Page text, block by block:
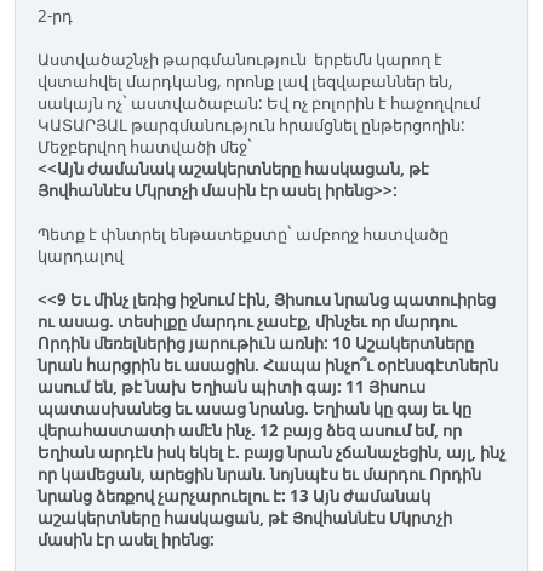
2-րդ
Աստվածաշնչի թարգմանություն երբեմն կարող է
վստահվել մարդկանց, որոնք լավ լեզվաբաններ են,
սակայն ոչ` աստվածաբան: Եվ ոչ բոլորին է հաջողվում
ԿԱՏԱՐՅԱԼ թարգմանություն հրամցնել ընթերցողին:
Մեջբերվող հատվածի մեջ`
<<Այն ժամանակ աշակերտները հասկացան, թէ
Յովհաննէս Մկրտչի մասին էր ասել իրենց>>:
Պետք է փնտրել ենթատեքստը` ամբողջ հատվածը
կարդալով
<<9 Եւ մինչ լեռից իջնում էին, Յիսուս նրանց պատուիրեց
ու ասաց. տեսիլքը մարդու չասէք, մինչեւ որ մարդու
Որդին մեռելներից յարութիւն առնի: 10 Աշակերտները
նրան հարցրին եւ ասացին. Հապա ինչո՞ւ օրէնսգէտներն
ասում են, թէ նախ Եղիան պիտի գայ: 11 Յիսուս
պատասխանեց եւ ասաց նրանց. Եղիան կը գայ եւ կը
վերահաստատի ամէն ինչ. 12 բայց ձեզ ասում եմ, որ
Եղիան արդէն իսկ եկել է. բայց նրան չճանաչեցին, այլ, ինչ
որ կամեցան, արեցին նրան. նոյնպէս եւ մարդու Որդին
նրանց ձեռքով չարչարուելու է: 13 Այն ժամանակ
աշակերտները հասկացան, թէ Յովհաննէս Մկրտչի
մասին էր ասել իրենց: